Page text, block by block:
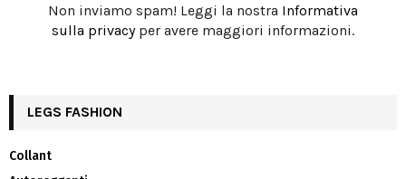
Non inviamo spam! Leggi la nostra Informativa
sulla privacyper avere maggiori informazioni.
LEGS FASHION
Collant